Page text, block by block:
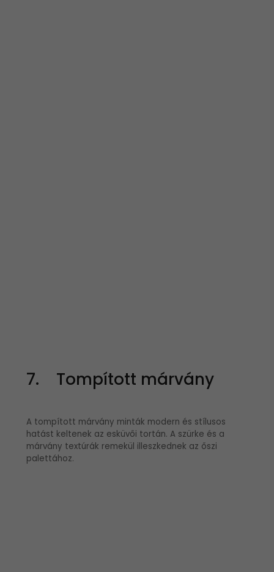
7. Tompított márvány
A tompított márvány minták modern és stílusos
hatást keltenek az esküvői tortán. A szürke és a
márvány textúrák remekül illeszkednek az őszi
palettához.